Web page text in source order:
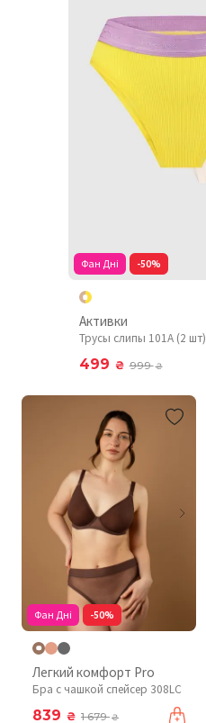
Фан Дні -50%
Активки
Трусы слипы 101A (2 шт)
499 ₴ 999₴
Фан Дні -50%
Легкий комфорт Pro
Бра с чашкой спейсер 308LC
839 ₴ 1 679₴